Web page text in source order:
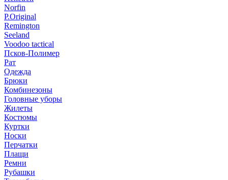
Norfin
P.Original
Remington
Seeland
Voodoo tactical
Псков-Полимер
Рат
Одежда
Брюки
Комбинезоны
Головные уборы
Жилеты
Костюмы
Куртки
Носки
Перчатки
Плащи
Ремни
Рубашки